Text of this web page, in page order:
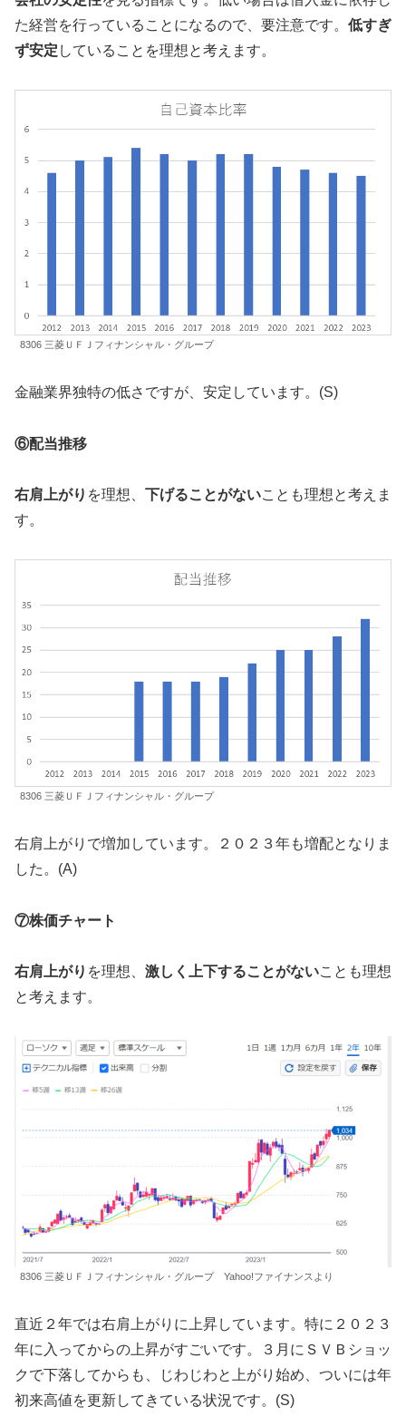
た経営を行っていることになるので、要注意です。 低すぎ
ず安定 していることを理想と考えます。
8306 三菱ＵＦＪフィナンシャル・グループ
金融業界独特の低さですが、安定しています。(S)
⑥配当推移
右肩上がり を理想、 下げることがないことも理想と考えま
す。
8306 三菱ＵＦＪフィナンシャル・グループ
右肩上がりで増加しています。２０２３年も増配となりま
した。(A)
⑦株価チャート
右肩上がり を理想、 激しく上下することがないことも理想
と考えます。
8306 三菱ＵＦＪフィナンシャル・グループ Yahoo!ファイナンスより
直近２年では右肩上がりに上昇しています。特に２０２３
年に入ってからの上昇がすごいです。３月にＳＶＢショッ
クで下落してからも、じわじわと上がり始め、ついには年
初来高値を更新してきている状況です。(S)